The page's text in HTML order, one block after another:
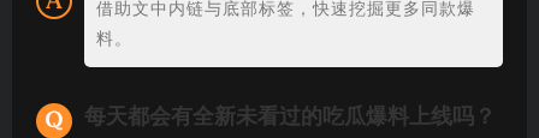
借助文中内链与底部标签，快速挖掘更多同款爆
料。
每天都会有全新未看过的吃瓜爆料上线吗？